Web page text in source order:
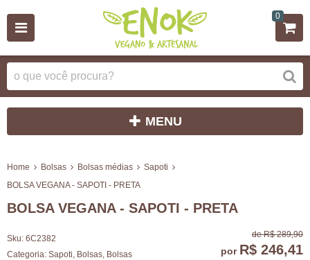
0
MENU
Home Bolsas Bolsas médias
Sapoti
BOLSA VEGANA - SAPOTI - PRETA
BOLSA VEGANA - SAPOTI - PRETA
Sku: 6C2382
Categoria: Sapoti Bolsas Bolsas
de R$ 289,90
por R$ 246,41